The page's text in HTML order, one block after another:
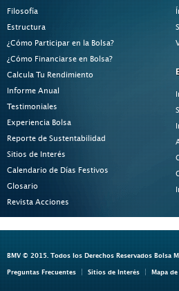
Filosofía
Estructura
¿Cómo Participar en la Bolsa?
¿Cómo Financiarse en Bolsa?
Calcula Tu Rendimiento
Informe Anual
Testimoniales
Experiencia Bolsa
Reporte de Sustentabilidad
Sitios de Interés
Calendario de Días Festivos
Glosario
Revista Acciones
BMV © 2015. Todos los Derechos Reservados Bolsa
Preguntas Frecuentes Sitios de Interés Mapa